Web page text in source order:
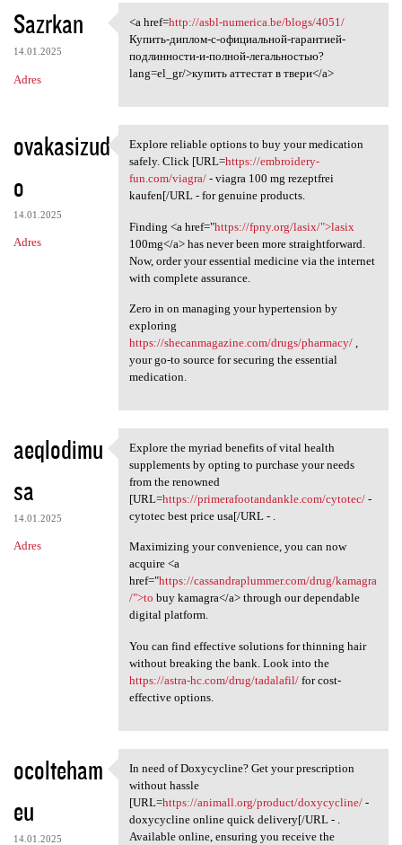
Sazrkan
14.01.2025
Adres
<a href=http://asbl-numerica
<a href=http://asbl-numerica.be/blogs/4051/
Купить-диплом-с-официальной-гарантией-
подлинности-и-полной-легальностью?
lang=el_gr/>купить аттестат в твери</a>
ovakasizud
o
14.01.2025
Adres
Explore reliable options to
Explore reliable options to buy your medication
safely. Click [URL=https://embroidery-
fun.com/viagra/- viagra 100 mg rezeptfrei
kaufen[/URL - for genuine products.
Finding <a href="https://fpny.org/lasix/">lasix
100mg</a> has never been more straightforward.
Now, order your essential medicine via the internet
with complete assurance.
Zero in on managing your hypertension by
exploring
https://shecanmagazine.com/drugs/pharmacy/,
your go-to source for securing the essential
medication.
aeqlodimu
sa
14.01.2025
Adres
Explore the myriad benefits
Explore the myriad benefits of vital health
supplements by opting to purchase your needs
from the renowned
[URL=https://primerafootandankle.com/cytotec/-
cytotec best price usa[/URL - .
Maximizing your convenience, you can now
acquire <a
href="https://cassandraplummer.com/drug/kamagra
/">to buy kamagra</a> through our dependable
digital platform.
You can find effective solutions for thinning hair
without breaking the bank. Look into the
https://astra-hc.com/drug/tadalafil/for cost-
effective options.
ocolteham
eu
14.01.2025
In need of Doxycycline? Get
In need of Doxycycline? Get your prescription
without hassle
[URL=https://animall.org/product/doxycycline/-
doxycycline online quick delivery[/URL - .
Available online, ensuring you receive the